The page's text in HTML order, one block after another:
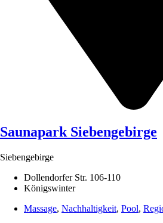
Saunapark Siebengebirge
Siebengebirge
Dollendorfer Str. 106-110
Königswinter
Massage, Nachhaltigkeit, Pool,